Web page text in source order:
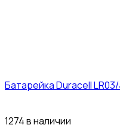
Батарейка Duracell
1274 в наличии